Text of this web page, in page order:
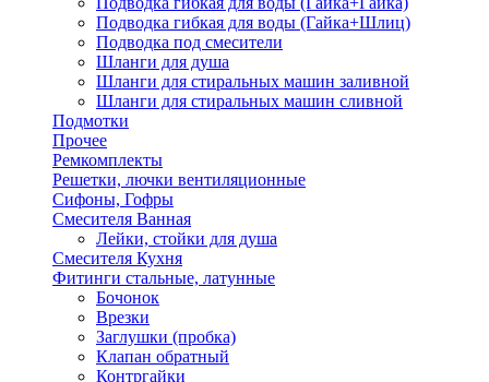
Подводка гибкая для воды (Гайка+Шлиц)
Подводка под смесители
Шланги для душа
Шланги для стиральных машин заливной
Шланги для стиральных машин сливной
Подмотки
Прочее
Ремкомплекты
Решетки, лючки вентиляционные
Сифоны, Гофры
Смесителя Ванная
Лейки, стойки для душа
Смесителя Кухня
Фитинги стальные, латунные
Бочонок
Врезки
Заглушки (пробка)
Клапан обратный
Контргайки